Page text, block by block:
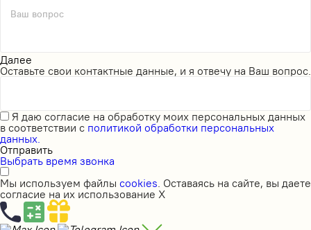
Ваш вопрос
Далее
Оставьте свои контактные данные, и я отвечу на Ваш вопрос.
Я даю согласие на обработку моих персональных данных
в соответствии с политикой обработки персональных
данных.
Отправить
Выбрать время звонка
Мы используем файлы cookies . Оставаясь на сайте, вы даете
согласие на их использование X